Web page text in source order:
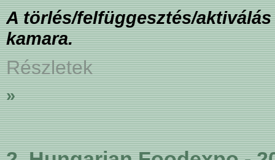
A törlés/felfüggesztés/
kamara.
Részletek
»